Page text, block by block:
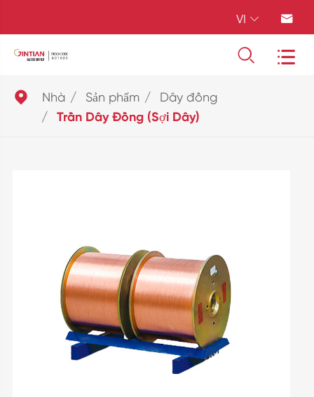
VI  
 
 Nhà Sản phẩm Dây đồng
Trần Dây Đồng (Sợi Dây)